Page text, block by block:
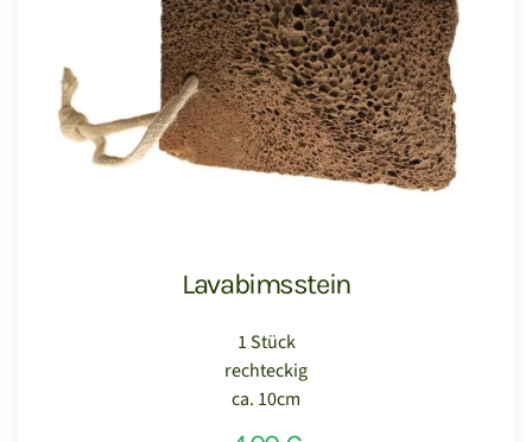
Lavabimsstein
1 Stück
rechteckig
ca. 10cm